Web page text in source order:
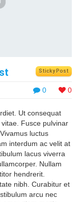
Sticky Post
0 0
Ut consequat
Fusce pulvinar
luctus
interdum ac velit at
lacus viverra
Nullam
hendrerit.
nibh. Curabitur et
arcu nec